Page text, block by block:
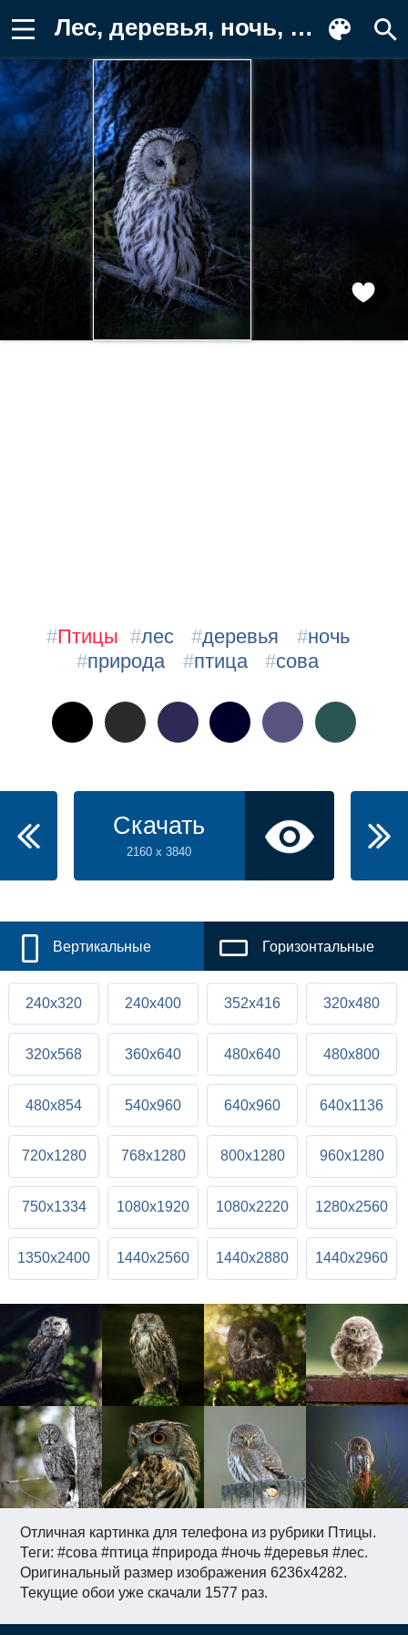
Лес, деревья, ночь, природа, птица, сова Фон для телефона
Отличная картинка для телефона из рубрики Птицы.
Теги: #сова #птица #природа #ночь #деревья #лес.
Оригинальный размер изображения 6236x4282.
Текущие обои уже скачали 1577 раз.
#Птицы #лес #деревья #ночь
#природа #птица #сова
Скачать
2160 x 3840
Вертикальные Горизонтальные
240x320 240x400 352x416 320x480
320x568 360x640 480x640 480x800
480x854 540x960 640x960 640x1136
720x1280 768x1280 800x1280 960x1280
750x1334 1080x1920 1080x2220 1280x2560
1350x2400 1440x2560 1440x2880 1440x2960